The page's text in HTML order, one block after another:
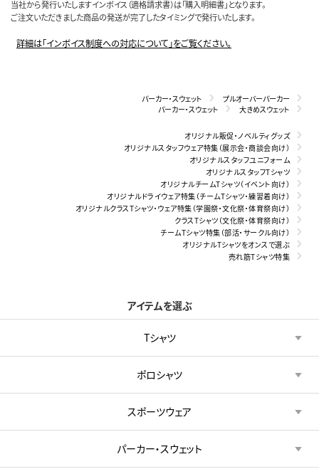
当社から発行いたしますインボイス（適格請求書）は「購入明細書」となります。
ご注文いただきました商品の発送が完了したタイミングで発行いたします。
詳細は「インボイス制度への対応について」をご覧ください。
パーカー・スウェット
プルオーバーパーカー
パーカー・スウェット
大きめスウェット
オリジナル販促・ノベルティグッズ
オリジナルスタッフウェア特集（展示会・商談会向け）
オリジナルスタッフユニフォーム
オリジナルスタッフTシャツ
オリジナルチームTシャツ（イベント向け）
オリジナルドライウェア特集（チームTシャツ・練習着向け）
オリジナルクラスTシャツ・ウェア特集（学園祭・文化祭・体育祭向け）
クラスTシャツ（文化祭・体育祭向け）
チームTシャツ特集（部活・サークル向け）
オリジナルTシャツをオンスで選ぶ
売れ筋Tシャツ特集
アイテムを選ぶ
Tシャツ
ポロシャツ
スポーツウェア
パーカー・スウェット